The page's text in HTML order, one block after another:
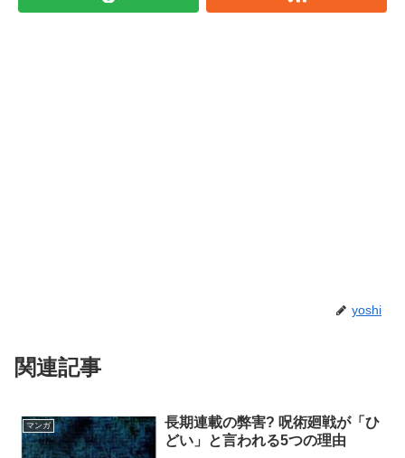
yoshi
関連記事
マンガ
長期連載の弊害? 呪術廻戦が「ひ
どい」と言われる5つの理由